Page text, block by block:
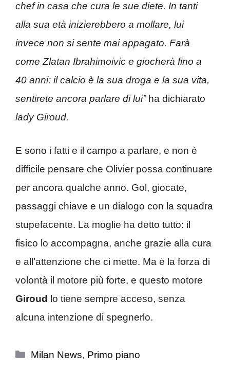
chef in casa che cura le sue diete. In tanti
alla sua età inizierebbero a mollare, lui
invece non si sente mai appagato. Farà
come Zlatan Ibrahimoivic e giocherà fino a
40 anni: il calcio è la sua droga e la sua vita,
sentirete ancora parlare di lui”ha dichiarato
lady Giroud.
E sono i fatti e il campo a parlare, e non è
difficile pensare che Olivier possa continuare
per ancora qualche anno. Gol, giocate,
passaggi chiave e un dialogo con la squadra
stupefacente. La moglie ha detto tutto: il
fisico lo accompagna, anche grazie alla cura
e all’attenzione che ci mette. Ma è la forza di
volontà il motore più forte, e questo motore
Giroud lo tiene sempre acceso, senza
alcuna intenzione di spegnerlo.
Categorie
Milan News, Primo piano